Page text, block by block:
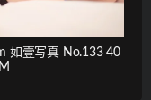
如壹写真 No.133 40